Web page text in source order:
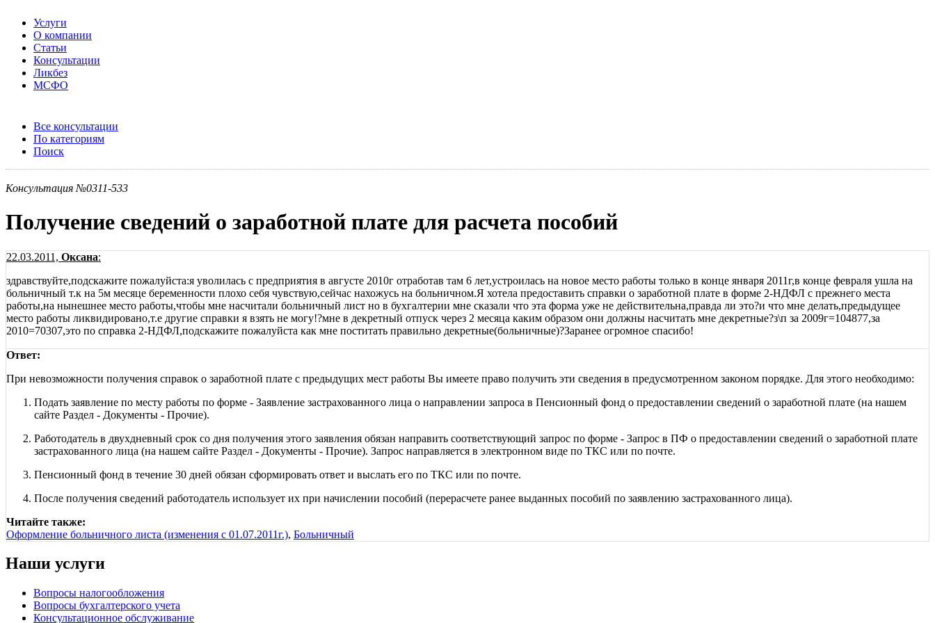
Услуги
О компании
Статьи
Консультации
Ликбез
МСФО
Все консультации
По категориям
Поиск
Консультация №0311-533
Получение сведений о заработной плате для расчета пособий
22.03.2011, Оксана:
здравствуйте,подскажите пожалуйста:я уволилась с предприятия в августе 2010г отработав там 6 лет,устроилась на новое место работы только в конце января 2011г,в конце февраля ушла на
больничный т.к на 5м месяце беременности плохо себя чувствую,сейчас нахожусь на больничном.Я хотела предоставить справки о заработной плате в форме 2-НДФЛ с прежнего места
работы,на нынешнее место работы,чтобы мне насчитали больничный лист но в бухгалтерии мне сказали что эта форма уже не действительна,правда ли это?и что мне делать,предыдущее
место работы ликвидировано,т.е другие справки я взять не могу!?мне в декретный отпуск через 2 месяца каким образом они должны насчитать мне декретные?з\п за 2009г=104877,за
2010=70307,это по справка 2-НДФЛ,подскажите пожалуйста как мне поститать правильно декретные(больничные)?Заранее огромное спасибо!
Ответ:
При невозможности получения справок о заработной плате с предыдущих мест работы Вы имеете право получить эти сведения в предусмотренном законом порядке. Для этого необходимо:
Подать заявление по месту работы по форме - Заявление застрахованного лица о направлении запроса в Пенсионный фонд о предоставлении сведений о заработной плате (на нашем
сайте Раздел - Документы - Прочие).
Работодатель в двухдневный срок со дня получения этого заявления обязан направить соответствующий запрос по форме - Запрос в ПФ о предоставлении сведений о заработной плате
застрахованного лица (на нашем сайте Раздел - Документы - Прочие). Запрос направляется в электронном виде по ТКС или по почте.
Пенсионный фонд в течение 30 дней обязан сформировать ответ и выслать его по ТКС или по почте.
После получения сведений работодатель использует их при начислении пособий (перерасчете ранее выданных пособий по заявлению застрахованного лица).
Читайте также:
Оформление больничного листа (изменения с 01.07.2011г.), Больничный
Наши услуги
Вопросы налогообложения
Вопросы бухгалтерского учета
Консультационное обслуживание